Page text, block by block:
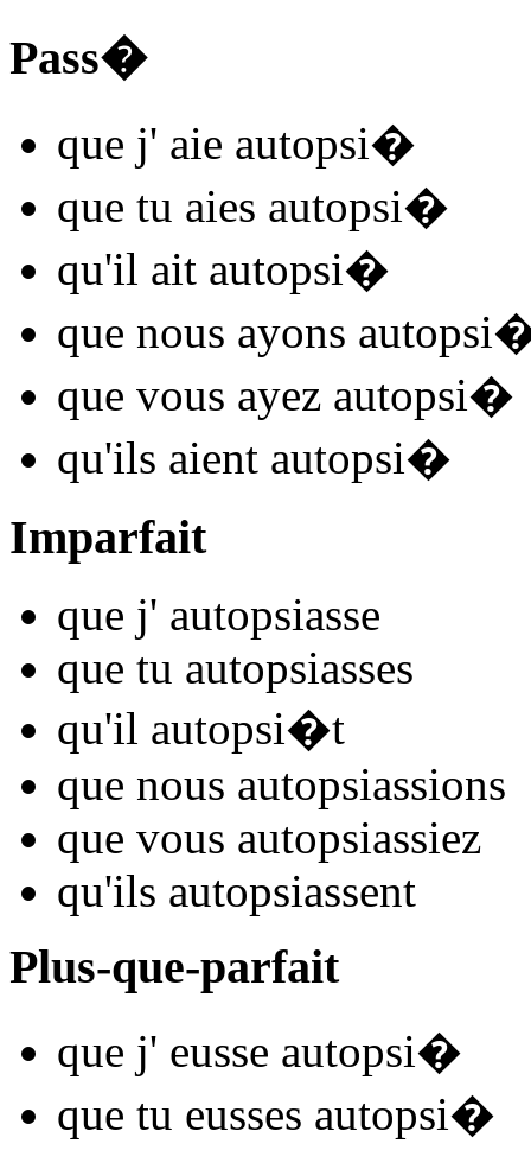
Pass�
que j' aie autopsi�
que tu aies autopsi�
qu'il ait autopsi�
que nous ayons autopsi
que vous ayez autopsi�
qu'ils aient autopsi�
Imparfait
que j' autopsiasse
que tu autopsiasses
qu'il autopsi�t
que nous autopsiassions
que vous autopsiassiez
qu'ils autopsiassent
Plus-que-parfait
que j' eusse autopsi�
que tu eusses autopsi�